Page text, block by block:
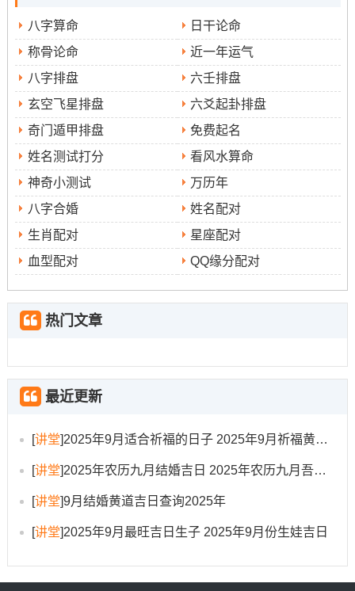
9月17日（星期三！农历七月廿六）：此日同样“忌”项
为“无”。诸事吉利。吉时有戊辰时（7:00-8:59）、庚午时
（11：00-12：59）等。
冲羊，属羊者慎选。
9月20日（星期六，农历七月廿九）:此日宜“开光”、
“出行”、“提车”...吉时推荐庚戌时（19:00-20:59）。
冲狗煞南,属狗者且需避免南方。
9月25日（星期四，农历八月初四）:此日宜“出行”、
12:59）等。冲兔煞东;属兔者不宜。
车”、“修造”。吉时有乙卯时（5:00-6：59）、丙辰时（7：
00-8:59）等。冲龙煞北- 属龙者需注意。
宅”、“移徙” 并非提车的理想日期...若必须的于此日办理;请
务必选择吉时并进行相应化解。
此日对属兔的朋友尤为不利（鸡日冲兔），且煞神方位在
八字算命
日干论命
称骨论命
近一年运气
八字排盘
六壬排盘
玄空飞星排盘
六爻起卦排盘
奇门遁甲排盘
免费起名
姓名测试打分
看风水算命
神奇小测试
万历年
八字合婚
姓名配对
生肖配对
星座配对
血型配对
QQ缘分配对
热门文章
最近更新
[讲堂]2025年9月适合祈福的日子 2025年9月祈福黄道吉日
[讲堂]2025年农历九月结婚吉日 2025年农历九月吾家有喜
[讲堂]9月结婚黄道吉日查询2025年
[讲堂]2025年9月最旺吉日生子 2025年9月份生娃吉日